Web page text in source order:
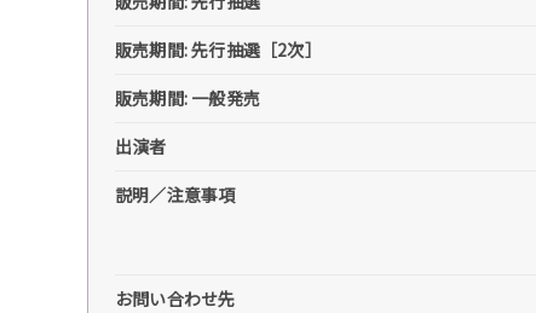
販売期間: 先行抽選［2次］
販売期間: 一般発売
出演者
説明／注意事項
お問い合わせ先